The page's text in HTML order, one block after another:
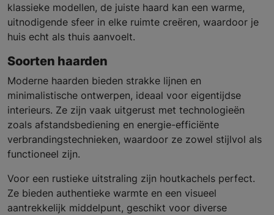
klassieke modellen, de juiste haard kan een warme,
uitnodigende sfeer in elke ruimte creëren, waardoor je
huis echt als thuis aanvoelt.
Soorten haarden
Moderne haarden bieden strakke lijnen en
minimalistische ontwerpen, ideaal voor eigentijdse
interieurs. Ze zijn vaak uitgerust met technologieën
zoals afstandsbediening en energie-efficiënte
verbrandingstechnieken, waardoor ze zowel stijlvol als
functioneel zijn.
Voor een rustieke uitstraling zijn houtkachels perfect.
Ze bieden authentieke warmte en een visueel
aantrekkelijk middelpunt, geschikt voor diverse